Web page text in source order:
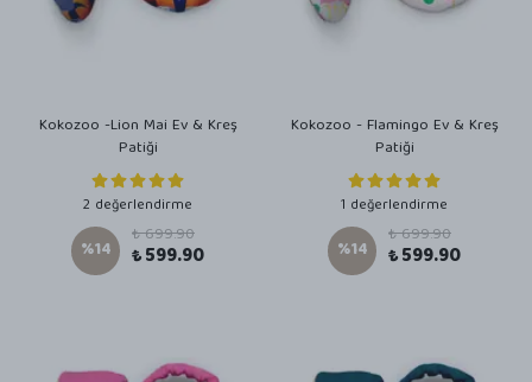
Kokozoo -Lion Mai Ev & Kreş
Patiği
2 değerlendirme
%14
₺ 699.90
₺ 599.90
Kokozoo - Flamingo Ev & Kreş
Patiği
1 değerlendirme
%14
₺ 699.90
₺ 599.90